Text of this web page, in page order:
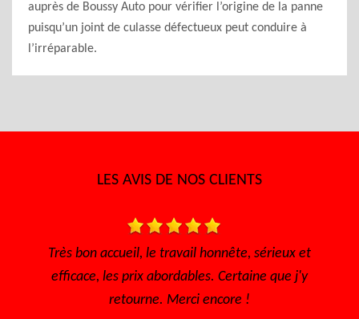
auprès de Boussy Auto pour vérifier l’origine de la panne
puisqu’un joint de culasse défectueux peut conduire à
l’irréparable.
LES AVIS DE NOS CLIENTS
Très bon accueil Des gens consciencieux et
sympathique Très bon tarif